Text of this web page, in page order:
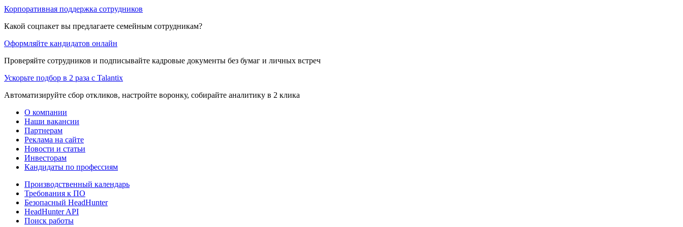
Корпоративная поддержка сотрудников
Какой соцпакет вы предлагаете семейным сотрудникам?
Оформляйте кандидатов онлайн
Проверяйте сотрудников и подписывайте кадровые документы без бумаг и личных встреч
Ускорьте подбор в 2 раза с Talantix
Автоматизируйте сбор откликов, настройте воронку, собирайте аналитику в 2 клика
О компании
Наши вакансии
Партнерам
Реклама на сайте
Новости и статьи
Инвесторам
Кандидаты по профессиям
Производственный календарь
Требования к ПО
Безопасный HeadHunter
HeadHunter API
Поиск работы